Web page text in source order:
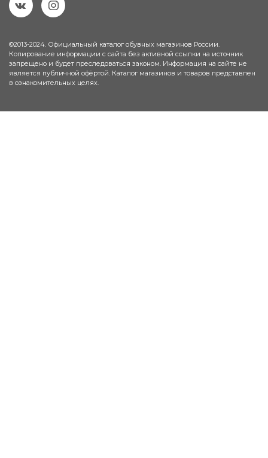
©2013-2024. Официальный каталог обувных магазинов России.
Копирование информации с сайта без активной ссылки на источник
запрещено и будет преследоваться законом. Информация на сайте не
является публичной офёртой. Каталог магазинов и товаров представлен
в ознакомительных целях.